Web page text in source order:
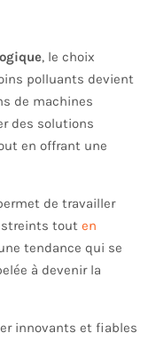
, le choix
polluants devient
de machines
des solutions
en offrant une
de travailler
tout en
tendance qui se
à devenir la
innovants et fiables